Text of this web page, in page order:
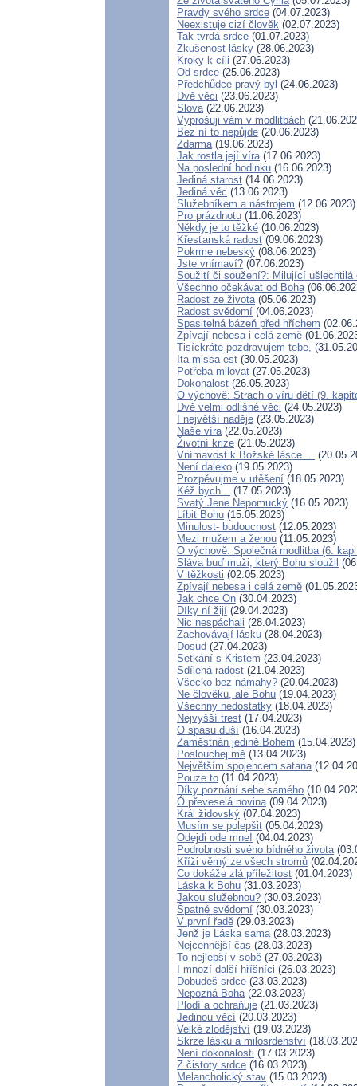
Pravdy svého srdce (04.07.2023)
Neexistuje cizí člověk (02.07.2023)
Tak tvrdá srdce (01.07.2023)
Zkušenost lásky (28.06.2023)
Kroky k cíli (27.06.2023)
Od srdce (25.06.2023)
Předchůdce pravý byl (24.06.2023)
Dvě věci (23.06.2023)
Slova(22.06.2023)
Vyprošuji vám v modlitbách
Bez ní to nepůjde (20.06.2023)
Zdarma(19.06.2023)
Jak rostla její víra(17.06.2023)
Na poslední hodinku (16.06.2023)
Jediná starost (14.06.2023)
Jediná věc (13.06.2023)
Služebníkem a nástrojem (12.06.2023)
Pro prázdnotu (11.06.2023)
Někdy je to těžké (10.06.2023)
Křesťanská radost (09.06.2023)
Pokrme nebeský (08.06.2023)
Jste vnímaví? (07.06.2023)
Soužití či soužení?: Milující ušlechtilá
Všechno očekávat od Boha
Radost ze života(05.06.2023)
Radost svědomí (04.06.2023)
Spasitelná bázeň před hříchem
Zpívají nebesa i celá země
Tisíckráte pozdravujem tebe,
Ita missa est (30.05.2023)
Potřeba milovat (27.05.2023)
Dokonalost (26.05.2023)
O výchově: Strach o víru dětí (9.
Dvě velmi odlišné věci (24.05.2023)
I největší naděje (23.05.2023)
Naše víra(22.05.2023)
Životní krize (21.05.2023)
Vnímavost k Božské lásce....
Není daleko (19.05.2023)
Prozpěvujme v utěšení (18.05.2023)
Kéž bych... (17.05.2023)
Svatý Jene Nepomucký (16.05.2023)
Líbit Bohu (15.05.2023)
Minulost- budoucnost (12.05.2023)
Mezi mužem a ženou (11.05.2023)
O výchově: Společná modlitba (6.
Sláva buď muži, který Bohu sloužil
V těžkosti (02.05.2023)
Zpívají nebesa i celá země
Jak chce On (30.04.2023)
Díky ní žijí (29.04.2023)
Nic nespáchali (28.04.2023)
Zachovávají lásku (28.04.2023)
Dosud (27.04.2023)
Setkání s Kristem (23.04.2023)
Sdílená radost (21.04.2023)
Všecko bez námahy? (20.04.2023)
Ne člověku, ale Bohu (19.04.2023)
Všechny nedostatky (18.04.2023)
Nejvyšší trest (17.04.2023)
O spásu duší (16.04.2023)
Zaměstnán jedině Bohem (15.04.2023)
Poslouchej mě (13.04.2023)
Největším spojencem satana
Pouze to (11.04.2023)
Díky poznání sebe samého
Ó převeselá novina(09.04.2023)
Král židovský (07.04.2023)
Musím se polepšit (05.04.2023)
Odejdi ode mne! (04.04.2023)
Podrobnosti svého bídného života
Kříži věrný ze všech stromů
Co dokáže zlá příležitost (01.04.2023)
Láska k Bohu (31.03.2023)
Jakou služebnou? (30.03.2023)
Špatné svědomí (30.03.2023)
V první řadě (29.03.2023)
Jenž je Láska sama(28.03.2023)
Nejcennější čas (28.03.2023)
To nejlepší v sobě (27.03.2023)
I mnozí další hříšníci (26.03.2023)
Dobudeš srdce (23.03.2023)
Nepozná Boha(22.03.2023)
Plodí a ochraňuje (21.03.2023)
Jedinou věcí (20.03.2023)
Velké zlodějství (19.03.2023)
Skrze lásku a milosrdenství
Není dokonalosti (17.03.2023)
Z čistoty srdce (16.03.2023)
Melancholický stav (15.03.2023)